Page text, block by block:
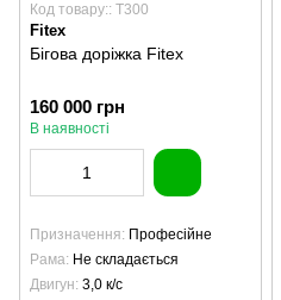
Код товару:: T300
Fitex
Бігова доріжка Fitex
160 000 грн
В наявності
Призначення
Професійне
Рама Не складається
Двигун 3,0 к/с